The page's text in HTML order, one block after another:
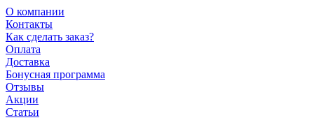
О компании
Контакты
Как сделать заказ?
Оплата
Доставка
Бонусная программа
Отзывы
Акции
Статьи